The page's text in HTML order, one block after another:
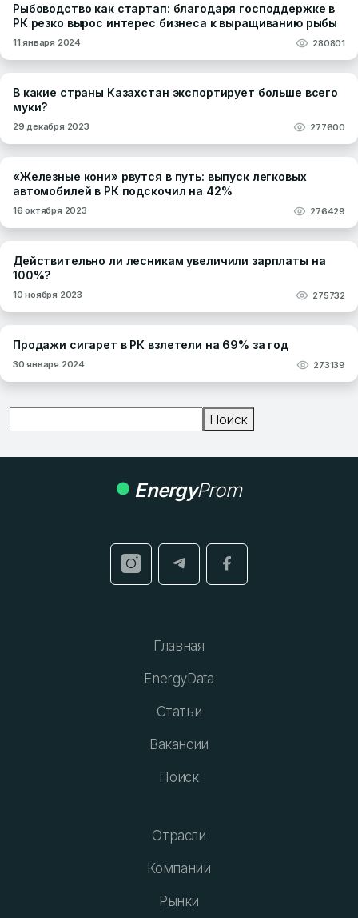
Рыбоводство как стартап: благодаря господдержке в
РК резко вырос интерес бизнеса к выращиванию рыбы
11 января 2024 280801
В какие страны Казахстан экспортирует больше всего
муки?
29 декабря 2023 277600
«Железные кони» рвутся в путь: выпуск легковых
автомобилей в РК подскочил на 42%
16 октября 2023 276429
Действительно ли лесникам увеличили зарплаты на
100%?
10 ноября 2023 275732
Продажи сигарет в РК взлетели на 69% за год
30 января 2024 273139
Поиск
EnergyProm
Главная
EnergyData
Статьи
Вакансии
Поиск
Отрасли
Компании
Рынки